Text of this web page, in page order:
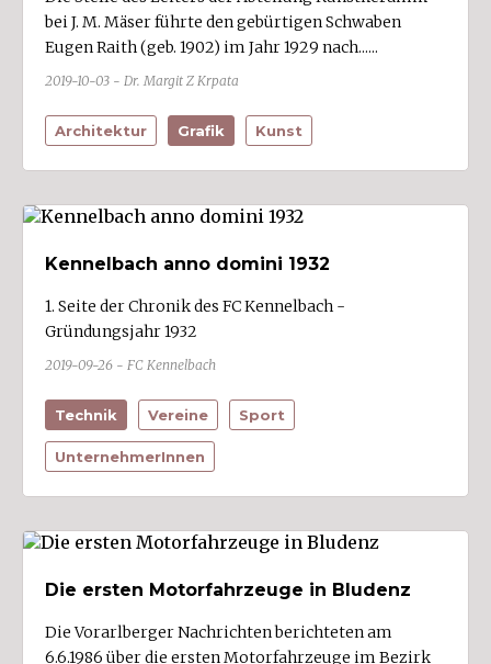
bei J. M. Mäser führte den gebürtigen Schwaben
Eugen Raith (geb. 1902) im Jahr 1929 nach......
2019-10-03 - Dr. Margit Z Krpata
Architektur Grafik Kunst
Kennelbach anno domini 1932
1. Seite der Chronik des FC Kennelbach -
Gründungsjahr 1932
2019-09-26 - FC Kennelbach
Technik Vereine Sport
UnternehmerInnen
Die ersten Motorfahrzeuge in Bludenz
Die Vorarlberger Nachrichten berichteten am
6.6.1986 über die ersten Motorfahrzeuge im Bezirk